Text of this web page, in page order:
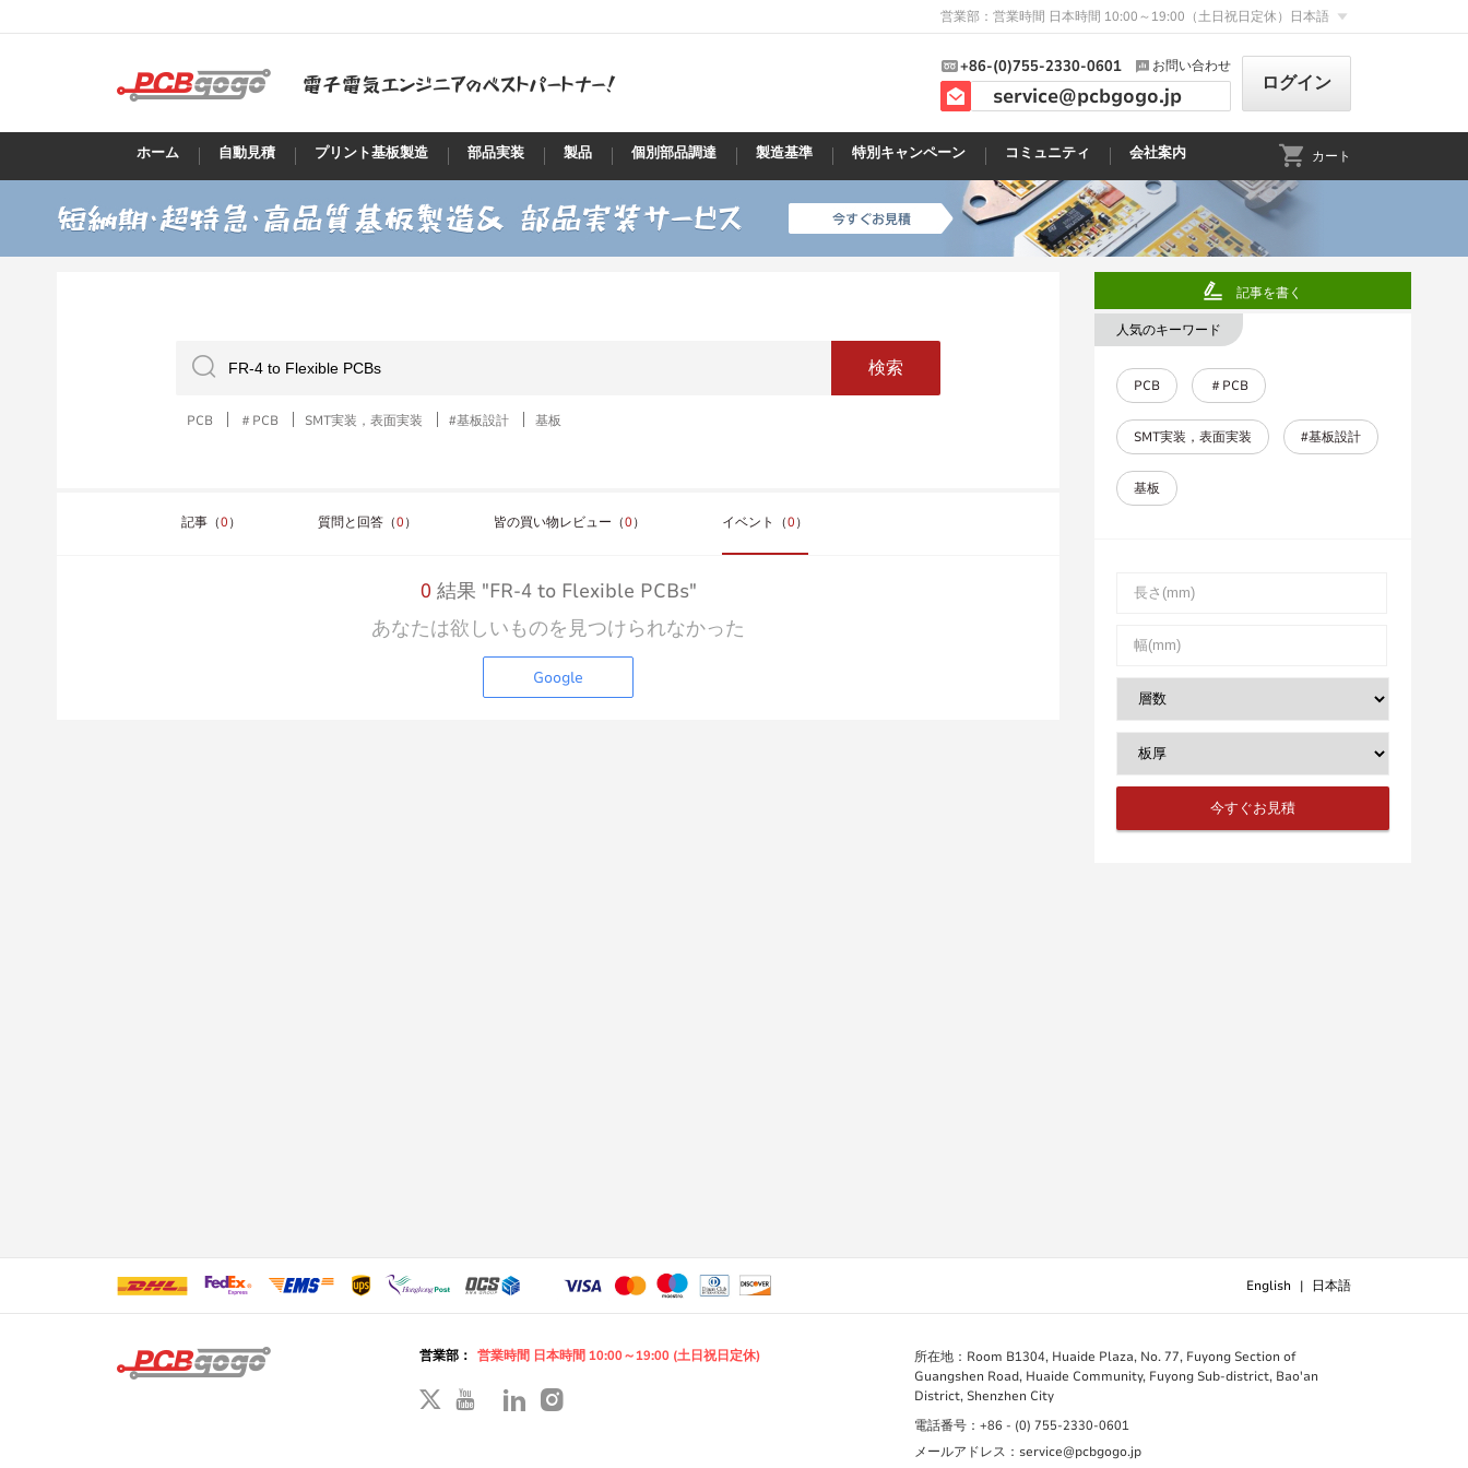
営業部：営業時間 日本時間 10:00～19:00（土日祝日定休） 日本語
+86-(0)755-2330-0601 お問い合わせ
service@pcbgogo.jp ログイン
ホーム 自動見積 プリント基板製造 部品実装 製品 個別部品調達 製造基準 特別キャンペーン コミュニティ 会社案内 カート
検索
PCB ＃PCB SMT実装，表面実装 #基板設計 基板
記事（0） 質問と回答（0） 皆の買い物レビュー（0） イベント（0）
0 結果 "FR-4 to Flexible PCBs"
あなたは欲しいものを見つけられなかった
Google
記事を書く
人気のキーワード
PCB ＃PCB
SMT実装，表面実装 #基板設計
基板
English | 日本語
営業部： 営業時間 日本時間 10:00～19:00 (土日祝日定休)
所在地：Room B1304, Huaide Plaza, No. 77, Fuyong Section of
Guangshen Road, Huaide Community, Fuyong Sub-district, Bao'an
District, Shenzhen City
電話番号：+86 - (0) 755-2330-0601
メールアドレス：service@pcbgogo.jp